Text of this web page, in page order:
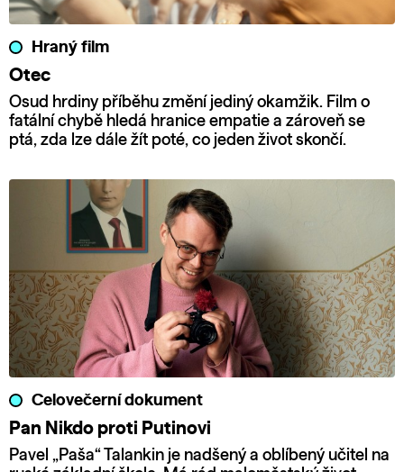
Hraný film
Otec
Osud hrdiny příběhu změní jediný okamžik. Film o
fatální chybě hledá hranice empatie a zároveň se
ptá, zda lze dále žít poté, co jeden život skončí.
Celovečerní dokument
Pan Nikdo proti Putinovi
Pavel „Paša“ Talankin je nadšený a oblíbený učitel na